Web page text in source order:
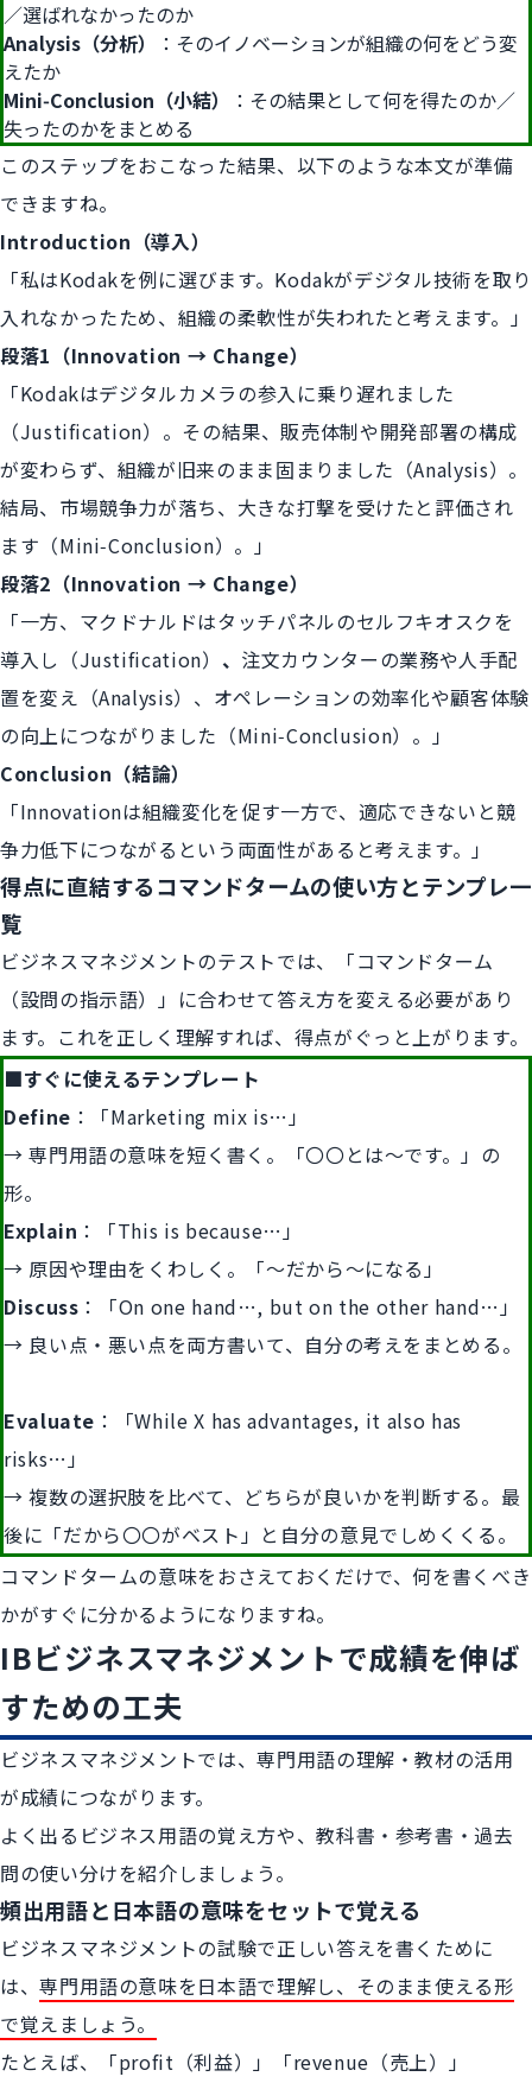
／選ばれなかったのか
Analysis（分析）
：そのイノベーションが組織の何をどう変
えたか
Mini‑Conclusion（小結）
：その結果として何を得たのか／
失ったのかをまとめる
このステップをおこなった結果、以下のような本文が準備
できますね。
Introduction（導入）
「私はKodakを例に選びます。Kodakがデジタル技術を取り
入れなかったため、組織の柔軟性が失われたと考えます。」
段落1（Innovation → Change）
「Kodakはデジタルカメラの参入に乗り遅れました
（Justification）。その結果、販売体制や開発部署の構成
が変わらず、組織が旧来のまま固まりました（Analysis）。
結局、市場競争力が落ち、大きな打撃を受けたと評価され
ます（Mini‑Conclusion）。」
段落2（Innovation → Change）
「一方、マクドナルドはタッチパネルのセルフキオスクを
導入し（Justification） 、 注文カウンターの業務や人手配
置を変え（Analysis）、オペレーションの効率化や顧客体験
の向上につながりました（Mini‑Conclusion）。」
Conclusion（結論）
「Innovationは組織変化を促す一方で、適応できないと競
争力低下につながるという両面性があると考えます。」
得点に直結するコマンドタームの使い方とテンプレ一
覧
ビジネスマネジメントのテストでは、「コマンドターム
（設問の指示語）」に合わせて答え方を変える必要があり
ます。これを正しく理解すれば、得点がぐっと上がります。
■すぐに使えるテンプレート
Define ：「Marketing mix is…」
→ 専門用語の意味を短く書く。「〇〇とは～です。」の
形。
Explain ：「This is because…」
→ 原因や理由をくわしく。「～だから～になる」
Discuss ：「On one hand…, but on the other hand…」
→ 良い点・悪い点を両方書いて、自分の考えをまとめる。
Evaluate ：「While X has advantages, it also has
risks…」
→ 複数の選択肢を比べて、どちらが良いかを判断する。最
後に「だから〇〇がベスト」と自分の意見でしめくくる。
コマンドタームの意味をおさえておくだけで、何を書くべき
かがすぐに分かるようになりますね。
IBビジネスマネジメントで成績を伸ば
すための工夫
ビジネスマネジメントでは、専門用語の理解・教材の活用
が成績につながります。
よく出るビジネス用語の覚え方や、教科書・参考書・過去
問の使い分けを紹介しましょう。
頻出用語と日本語の意味をセットで覚える
ビジネスマネジメントの試験で正しい答えを書くために
は、専門用語の意味を日本語で理解し、そのまま使える形
で覚えましょう。
たとえば、「profit（利益）」「revenue（売上）」